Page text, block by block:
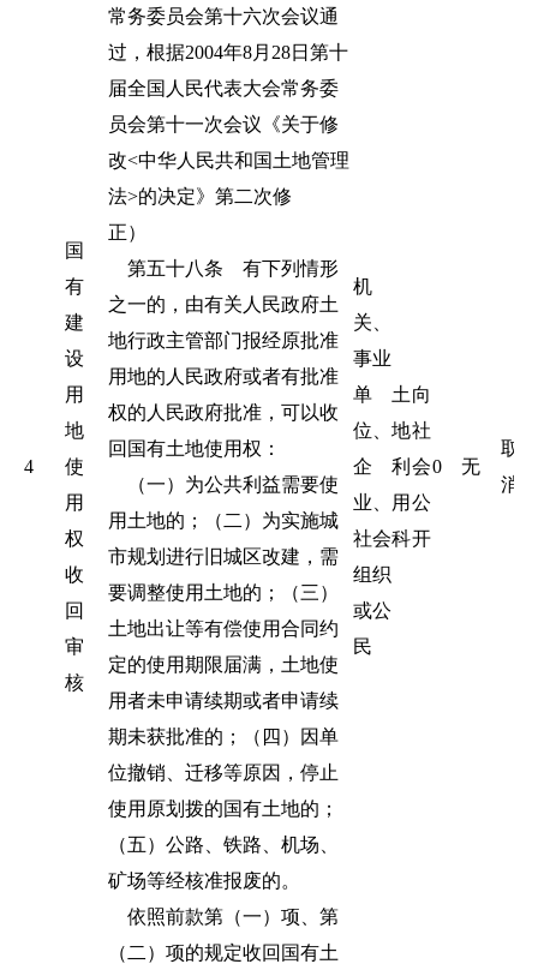
4
国
有
建
设
用
地
使
用
权
收
回
审
核
常务委员会第十六次会议通
过，根据2004年8月28日第十
届全国人民代表大会常务委
员会第十一次会议《关于修
改<中华人民共和国土地管理
法>的决定》第二次修
正）
第五十八条 有下列情形
之一的，由有关人民政府土
地行政主管部门报经原批准
用地的人民政府或者有批准
权的人民政府批准，可以收
回国有土地使用权：
（一）为公共利益需要使
用土地的；（二）为实施城
市规划进行旧城区改建，需
要调整使用土地的；（三）
土地出让等有偿使用合同约
定的使用期限届满，土地使
用者未申请续期或者申请续
期未获批准的；（四）因单
位撤销、迁移等原因，停止
使用原划拨的国有土地的；
（五）公路、铁路、机场、
矿场等经核准报废的。
依照前款第（一）项、第
（二）项的规定收回国有土
机
关、
事业
单
位、
企
业、
社会
组织
或公
民
土
地
利
用
科
向
社
会
公
开
0 无
取
消